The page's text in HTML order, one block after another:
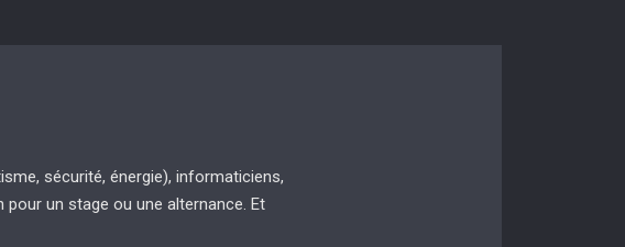
sécurité, énergie), informaticiens,
un stage ou une alternance. Et